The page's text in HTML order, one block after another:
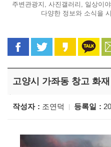
주변관광지, 사진갤러리, 일상이
다양한 정보와 소식을
페이스북으로 공유
트위터로 공유
카카오
고양시 가좌동 창고 화
작성자 조연덕 등록일